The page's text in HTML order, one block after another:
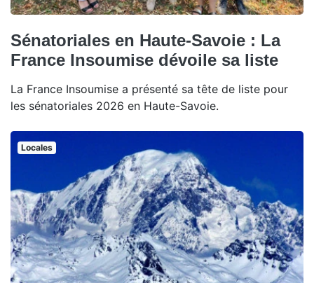
Sénatoriales en Haute-Savoie : La
France Insoumise dévoile sa liste
La France Insoumise a présenté sa tête de liste pour
les sénatoriales 2026 en Haute-Savoie.
Locales